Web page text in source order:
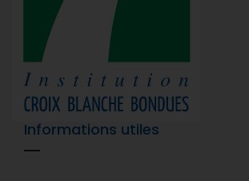
Informations utiles